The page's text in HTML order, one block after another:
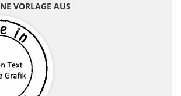
VORLAGE AUS